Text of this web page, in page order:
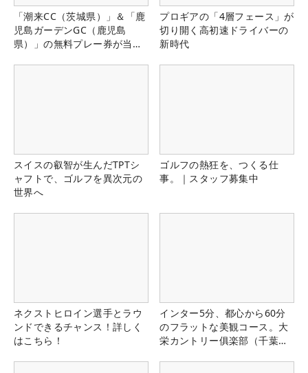
「潮来CC（茨城県）」＆「鹿
児島ガーデンGC（鹿児島
県）」の無料プレー券が当た
プロギアの「4層フェース」が
切り開く高初速ドライバーの
新時代
スイスの叡智が生んだTPTシ
ャフトで、ゴルフを異次元の
世界へ
ゴルフの熱狂を、つくる仕
事。｜スタッフ募集中
ネクストヒロイン選手とラウ
ンドできるチャンス！詳しく
はこちら！
インター5分、都心から60分
のフラットな美観コース。大
栄カントリー俱楽部（千葉